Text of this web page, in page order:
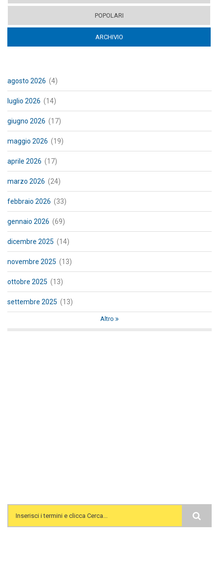
POPOLARI
ARCHIVIO
agosto 2026 (4)
luglio 2026 (14)
giugno 2026 (17)
maggio 2026 (19)
aprile 2026 (17)
marzo 2026 (24)
febbraio 2026 (33)
gennaio 2026 (69)
dicembre 2025 (14)
novembre 2025 (13)
ottobre 2025 (13)
settembre 2025 (13)
Altro
Search form